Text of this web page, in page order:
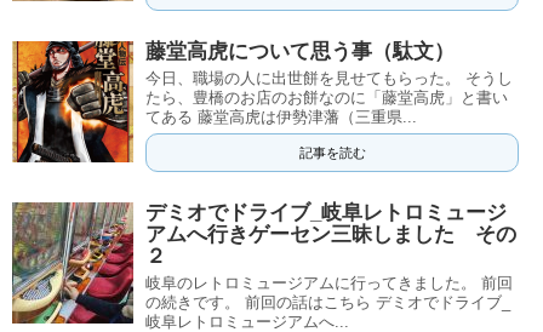
藤堂高虎について思う事（駄文）
今日、職場の人に出世餅を見せてもらった。 そうし
たら、豊橋のお店のお餅なのに「藤堂高虎」と書い
てある 藤堂高虎は伊勢津藩（三重県...
記事を読む
デミオでドライブ_岐阜レトロミュージ
アムへ行きゲーセン三昧しました その
２
岐阜のレトロミュージアムに行ってきました。 前回
の続きです。 前回の話はこちら デミオでドライブ_
岐阜レトロミュージアムへ...